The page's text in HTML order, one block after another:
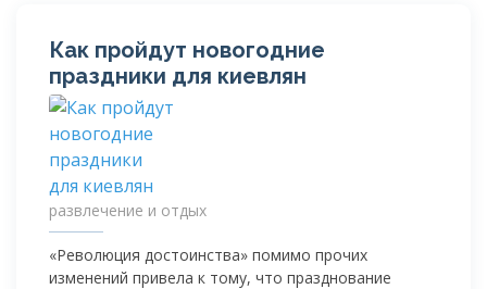
Как пройдут новогодние
праздники для киевлян
развлечение и отдых
«Революция достоинства» помимо прочих
изменений привела к тому, что празднование